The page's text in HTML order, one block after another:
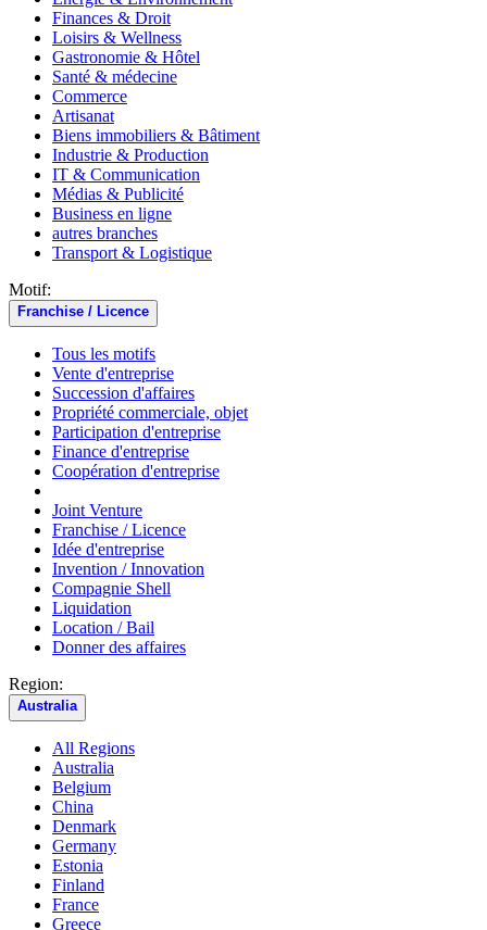
Finances & Droit
Loisirs & Wellness
Gastronomie & Hôtel
Santé & médecine
Commerce
Artisanat
Biens immobiliers & Bâtiment
Industrie & Production
IT & Communication
Médias & Publicité
Business en ligne
autres branches
Transport & Logistique
Motif:
Franchise / Licence
Tous les motifs
Vente d'entreprise
Succession d'affaires
Propriété commerciale, objet
Participation d'entreprise
Finance d'entreprise
Coopération d'entreprise
Joint Venture
Franchise / Licence
Idée d'entreprise
Invention / Innovation
Compagnie Shell
Liquidation
Location / Bail
Donner des affaires
Region:
Australia
All Regions
Australia
Belgium
China
Denmark
Germany
Estonia
Finland
France
Greece